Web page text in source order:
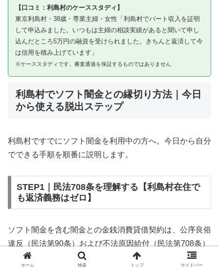
【口コミ：利島村のケーススタディ】
東京利島村・38歳・専業主婦・女性「利島村でパート収入を証明
して申込みました。いつもは主婦の相談実績があると聞いて申し
込んだところ5万円の融資を受けられました。きちんと返済して今
は信用を積み上げています」
※ケーススタディです。審査通過を保証するものではありません
利島村でソフト闇金との縁切り方法｜今日
から使える脱出ステップ
利島村ですでにソフト闇金を利用中の方へ。今日から自分
でできる手順を順番に説明します。
STEP1｜民法708条を理解する【利島村在住で
も返済義務はゼロ】
ソフト闇金を含む闇金との金銭消費貸借契約は、公序良俗
違反（民法第90条）および不法原因給付（民法第708条）
に該当するため、法的には無効です。利島村在住であって
ホーム 検索 トップ サイドバー